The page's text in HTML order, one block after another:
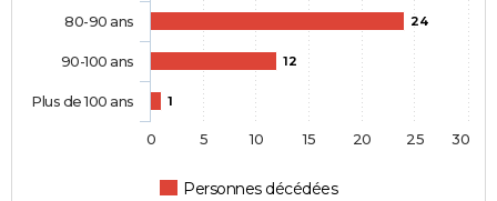
24
12
1
Personnes décédées
80-90 ans
90-100 ans
Plus de 100 ans
0 5 10 15 20 25 30